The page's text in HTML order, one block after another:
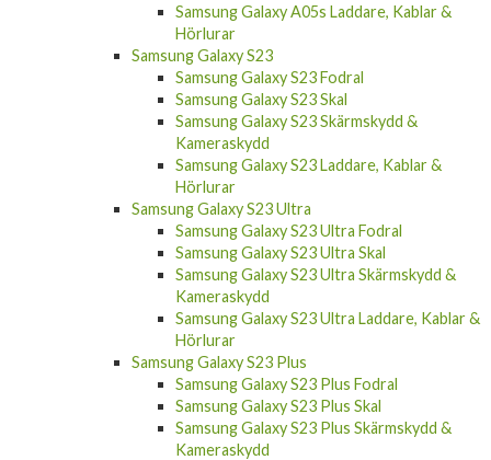
Samsung Galaxy A05s Laddare, Kablar &
Hörlurar
Samsung Galaxy S23
Samsung Galaxy S23 Fodral
Samsung Galaxy S23 Skal
Samsung Galaxy S23 Skärmskydd &
Kameraskydd
Samsung Galaxy S23 Laddare, Kablar &
Hörlurar
Samsung Galaxy S23 Ultra
Samsung Galaxy S23 Ultra Fodral
Samsung Galaxy S23 Ultra Skal
Samsung Galaxy S23 Ultra Skärmskydd &
Kameraskydd
Samsung Galaxy S23 Ultra Laddare, Kablar &
Hörlurar
Samsung Galaxy S23 Plus
Samsung Galaxy S23 Plus Fodral
Samsung Galaxy S23 Plus Skal
Samsung Galaxy S23 Plus Skärmskydd &
Kameraskydd